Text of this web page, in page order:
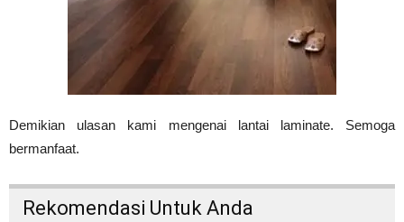
Demikian ulasan kami mengenai lantai laminate. Semoga
bermanfaat.
Rekomendasi Untuk Anda